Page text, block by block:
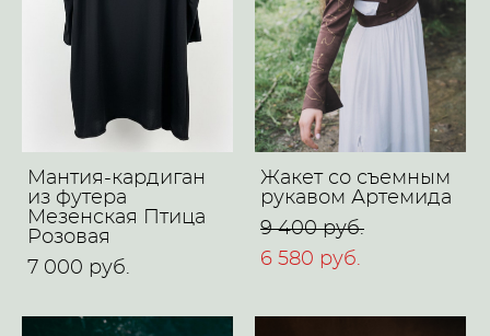
Мантия-кардиган
из футера
Мезенская Птица
Розовая
7 000 pуб.
Жакет со съемным
рукавом Артемида
9 400 pуб.
6 580 pуб.